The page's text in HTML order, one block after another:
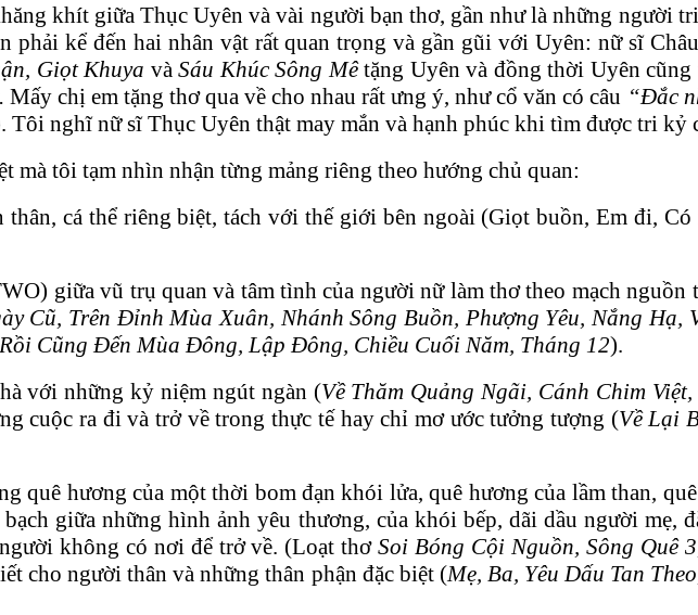
khít giữa Thục Uyên và vài người bạn thơ, gần như là những người
phải kể đến hai nhân vật rất quan trọng và gần gũi với Uyên: nữ sĩ
Giọt Khuya vàSáu Khúc Sông Mêtặng Uyên và đồng thời Uyên
Mấy chị em tặng thơ qua về cho nhau rất ưng ý, như cổ văn có câu “Đắc
nghĩ nữ sĩ Thục Uyên thật may mắn và hạnh phúc khi tìm được tri kỷ
mà tôi tạm nhìn nhận từng mảng riêng theo hướng chủ quan:
cá thể riêng biệt, tách với thế giới bên ngoài (Giọt buồn, Em đi,
giữa vũ trụ quan và tâm tình của người nữ làm thơ theo mạch nguồn
Cũ, Trên Đỉnh Mùa Xuân, Nhánh Sông Buồn, Phượng Yêu, Nắng Hạ,
Cũng Đến Mùa Đông, Lập Đông, Chiều Cuối Năm, Tháng 12).
với những kỷ niệm ngút ngàn (Về Thăm Quảng Ngãi, Cánh Chim
cuộc ra đi và trở về trong thực tế hay chỉ mơ ước tưởng tượng (Về Lại
quê hương của một thời bom đạn khói lửa, quê hương của lầm than,
giữa những hình ảnh yêu thương, của khói bếp, dãi dầu người mẹ,
không có nơi để trở về. (Loạt thơSoi Bóng Cội Nguồn, Sông Quê
cho người thân và những thân phận đặc biệt (Mẹ, Ba, Yêu Dấu Tan